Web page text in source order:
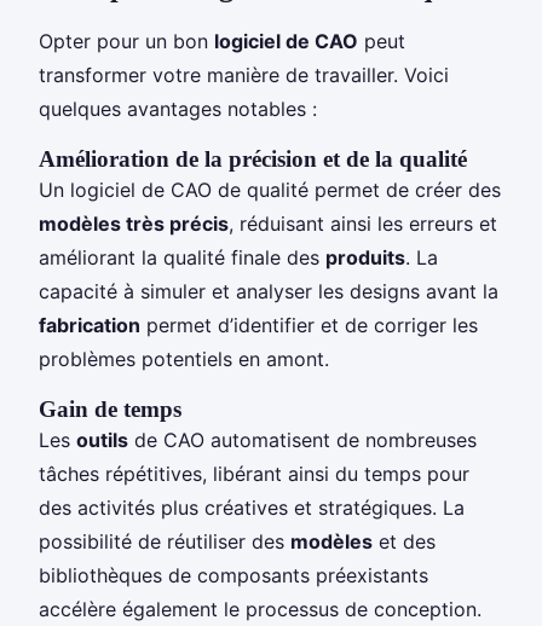
Opter pour un bon logiciel de CAO peut
transformer votre manière de travailler. Voici
quelques avantages notables :
Amélioration de la précision et de la qualité
Un logiciel de CAO de qualité permet de créer des
modèles très précis, réduisant ainsi les erreurs et
améliorant la qualité finale des produits. La
capacité à simuler et analyser les designs avant la
fabrication permet d’identifier et de corriger les
problèmes potentiels en amont.
Gain de temps
Les outils de CAO automatisent de nombreuses
tâches répétitives, libérant ainsi du temps pour
des activités plus créatives et stratégiques. La
possibilité de réutiliser des modèles et des
bibliothèques de composants préexistants
accélère également le processus de conception.